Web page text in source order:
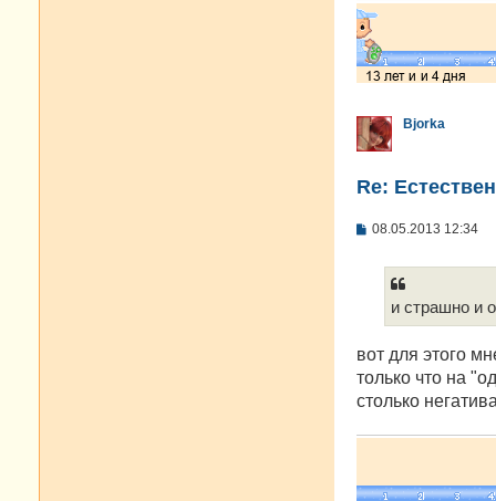
Bjorka
Re:
С
е
08.05.2013 12:34
и страшно и
вот для этого
только что на
столько